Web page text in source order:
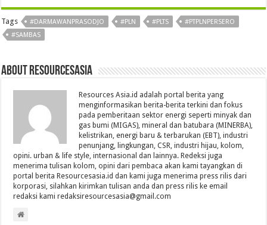
Tags #DARMAWANPRASODJO #PLN #PLTS
#PTPLNPERSERO
#SAMBAS
About Resourcesasia
Resources Asia.id adalah portal berita yang
menginformasikan berita-berita terkini dan fokus
pada pemberitaan sektor energi seperti minyak dan
gas bumi (MIGAS), mineral dan batubara (MINERBA),
kelistrikan, energi baru & terbarukan (EBT), industri
penunjang, lingkungan, CSR, industri hijau, kolom,
opini. urban & life style, internasional dan lainnya. Redeksi juga
menerima tulisan kolom, opini dari pembaca akan kami tayangkan di
portal berita Resourcesasia.id dan kami juga menerima press rilis dari
korporasi, silahkan kirimkan tulisan anda dan press rilis ke email
redaksi kami redaksiresourcesasia@gmail.com